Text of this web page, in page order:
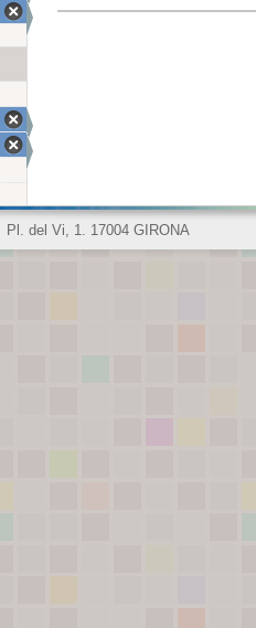
Pl. del Vi, 1. 17004 GIRONA